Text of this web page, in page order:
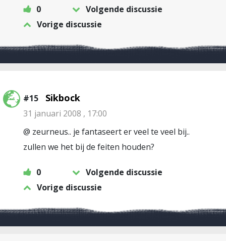
0
Volgende discussie
Vorige discussie
#15 Sikbock
31 januari 2008 , 17:00
@ zeurneus.. je fantaseert er veel te veel bij..
zullen we het bij de feiten houden?
0
Volgende discussie
Vorige discussie